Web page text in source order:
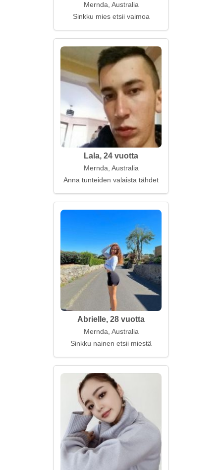
Mernda, Australia
Sinkku mies etsii vaimoa
Lala, 24 vuotta
Mernda, Australia
Anna tunteiden valaista tähdet
Abrielle, 28 vuotta
Mernda, Australia
Sinkku nainen etsii miestä